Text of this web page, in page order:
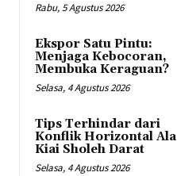
Rabu, 5 Agustus 2026
Ekspor Satu Pintu:
Menjaga Kebocoran,
Membuka Keraguan?
Selasa, 4 Agustus 2026
Tips Terhindar dari
Konflik Horizontal Ala
Kiai Sholeh Darat
Selasa, 4 Agustus 2026